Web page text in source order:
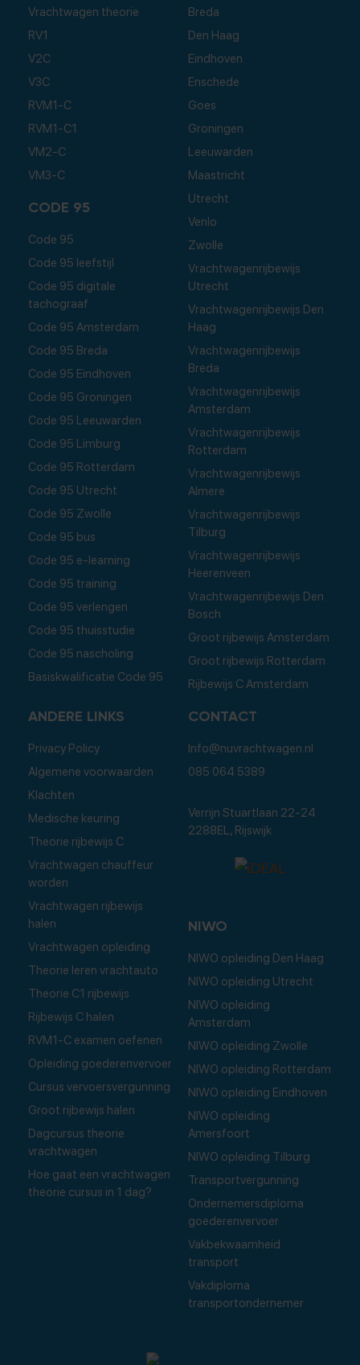
Vrachtwagen theorie
RV1
V2C
V3C
RVM1-C
RVM1-C1
VM2-C
VM3-C
CODE 95
Code 95
Code 95 leefstijl
Code 95 digitale
tachograaf
Code 95 Amsterdam
Code 95 Breda
Code 95 Eindhoven
Code 95 Groningen
Code 95 Leeuwarden
Code 95 Limburg
Code 95 Rotterdam
Code 95 Utrecht
Code 95 Zwolle
Code 95 bus
Code 95 e-learning
Code 95 training
Code 95 verlengen
Code 95 thuisstudie
Code 95 nascholing
Basiskwalificatie Code 95
Breda
Den Haag
Eindhoven
Enschede
Goes
Groningen
Leeuwarden
Maastricht
Utrecht
Venlo
Zwolle
Vrachtwagenrijbewijs
Utrecht
Vrachtwagenrijbewijs Den
Haag
Vrachtwagenrijbewijs
Breda
Vrachtwagenrijbewijs
Amsterdam
Vrachtwagenrijbewijs
Rotterdam
Vrachtwagenrijbewijs
Almere
Vrachtwagenrijbewijs
Tilburg
Vrachtwagenrijbewijs
Heerenveen
Vrachtwagenrijbewijs Den
Bosch
Groot rijbewijs Amsterdam
Groot rijbewijs Rotterdam
Rijbewijs C Amsterdam
ANDERE LINKS
Privacy Policy
Algemene voorwaarden
Klachten
Medische keuring
Theorie rijbewijs C
Vrachtwagen chauffeur
worden
Vrachtwagen rijbewijs
halen
Vrachtwagen opleiding
Theorie leren vrachtauto
Theorie C1 rijbewijs
Rijbewijs C halen
RVM1-C examen oefenen
Opleiding goederenvervoer
Cursus vervoersvergunning
Groot rijbewijs halen
Dagcursus theorie
vrachtwagen
Hoe gaat een vrachtwagen
theorie cursus in 1 dag?
CONTACT
Info@nuvrachtwagen.nl
085 064 5389
Verrijn Stuartlaan 22-24
2288EL, Rijswijk
NIWO
NIWO opleiding Den Haag
NIWO opleiding Utrecht
NIWO opleiding
Amsterdam
NIWO opleiding Zwolle
NIWO opleiding Rotterdam
NIWO opleiding Eindhoven
NIWO opleiding
Amersfoort
NIWO opleiding Tilburg
Transportvergunning
Ondernemersdiploma
goederenvervoer
Vakbekwaamheid
transport
Vakdiploma
transportondernemer